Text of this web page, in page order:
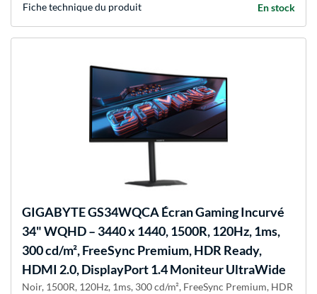
En stock
Fiche technique du produit
GIGABYTEGS34WQCA Écran Gaming Incurvé
34" WQHD – 3440 x 1440, 1500R, 120Hz, 1ms,
300 cd/m², FreeSync Premium, HDR Ready,
HDMI 2.0, DisplayPort 1.4 Moniteur UltraWide
Noir, 1500R, 120Hz, 1ms, 300 cd/m², FreeSync Premium, HDR